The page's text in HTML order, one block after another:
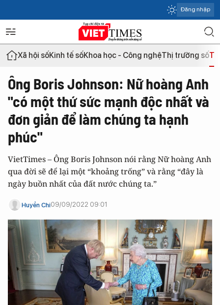
Đăng nhập
Xã hội sốKinh tế sốKhoa học - Công nghệThị trường số
Ông Boris Johnson: Nữ hoàng Anh
"có một thứ sức mạnh độc nhất và
đơn giản để làm chúng ta hạnh
phúc"
VietTimes – Ông Boris Johnson nói rằng Nữ hoàng Anh
qua đời sẽ để lại một “khoảng trống” và rằng “đây là
ngày buồn nhất của đất nước chúng ta.”
Huyền Chi09/09/2022 09:01